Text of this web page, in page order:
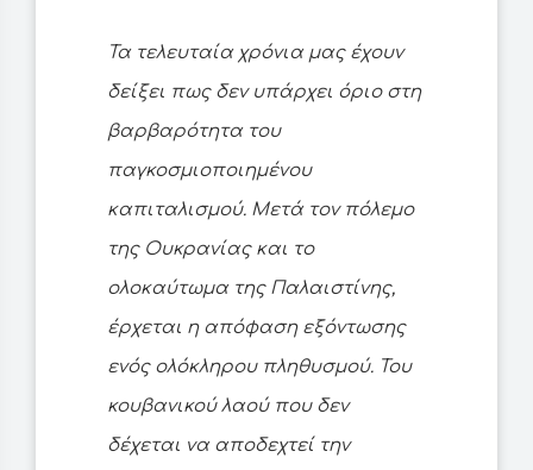
Τα τελευταία χρόνια μας έχουν
δείξει πως δεν υπάρχει όριο στη
βαρβαρότητα του
παγκοσμιοποιημένου
καπιταλισμού. Μετά τον πόλεμο
της Ουκρανίας και το
ολοκαύτωμα της Παλαιστίνης,
έρχεται η απόφαση εξόντωσης
ενός ολόκληρου πληθυσμού. Του
κουβανικού λαού που δεν
δέχεται να αποδεχτεί την